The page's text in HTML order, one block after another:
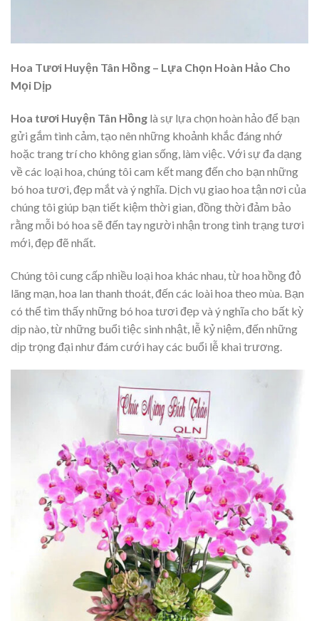
Hoa Tươi Huyện Tân Hồng – Lựa Chọn Hoàn Hảo Cho
Mọi Dịp
Hoa tươi Huyện Tân Hồng là sự lựa chọn hoàn hảo để bạn
gửi gắm tình cảm, tạo nên những khoảnh khắc đáng nhớ
hoặc trang trí cho không gian sống, làm việc. Với sự đa dạng
về các loại hoa, chúng tôi cam kết mang đến cho bạn những
bó hoa tươi, đẹp mắt và ý nghĩa. Dịch vụ giao hoa tận nơi của
chúng tôi giúp bạn tiết kiệm thời gian, đồng thời đảm bảo
rằng mỗi bó hoa sẽ đến tay người nhận trong tình trạng tươi
mới, đẹp đẽ nhất.
Chúng tôi cung cấp nhiều loại hoa khác nhau, từ hoa hồng đỏ
lãng mạn, hoa lan thanh thoát, đến các loài hoa theo mùa. Bạn
có thể tìm thấy những bó hoa tươi đẹp và ý nghĩa cho bất kỳ
dịp nào, từ những buổi tiệc sinh nhật, lễ kỷ niệm, đến những
dịp trọng đại như đám cưới hay các buổi lễ khai trương.